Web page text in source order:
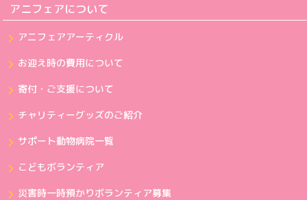
アニフェアについて
アニフェアアーティクル
お迎え時の費用について
寄付・ご支援について
チャリティーグッズのご紹介
サポート動物病院一覧
こどもボランティア
災害時一時預かりボランティア募集